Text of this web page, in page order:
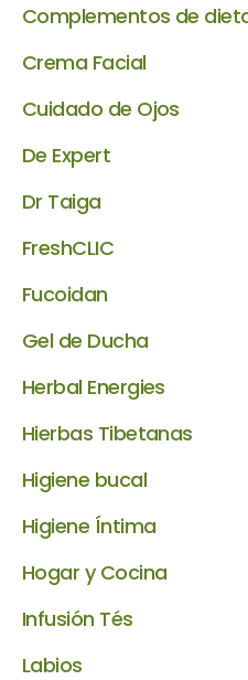
Complementos de
Crema Facial
Cuidado de Ojos
De Expert
Dr Taiga
FreshCLIC
Fucoidan
Gel de Ducha
Herbal Energies
Hierbas Tibetanas
Higiene bucal
Higiene Íntima
Hogar y Cocina
Infusión Tés
Labios